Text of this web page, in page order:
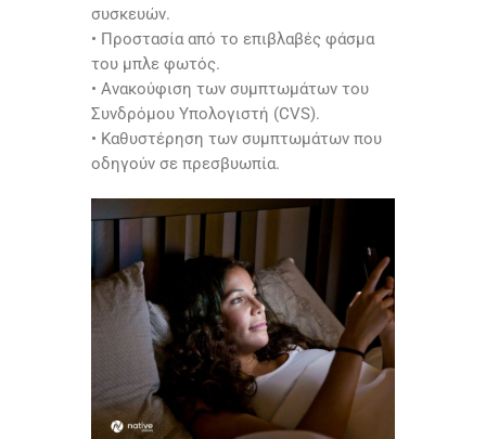
συσκευών.
• Προστασία από το επιβλαβές φάσμα
του μπλε φωτός.
• Ανακούφιση των συμπτωμάτων του
Συνδρόμου Υπολογιστή (CVS).
• Καθυστέρηση των συμπτωμάτων που
οδηγούν σε πρεσβυωπία.